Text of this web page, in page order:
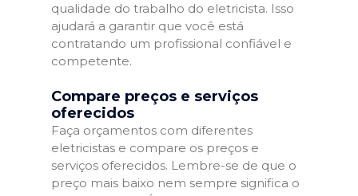
qualidade do trabalho do eletricista. Isso
ajudará a garantir que você está
contratando um profissional confiável e
competente.
Compare preços e serviços
oferecidos
Faça orçamentos com diferentes
eletricistas e compare os preços e
serviços oferecidos. Lembre-se de que o
preço mais baixo nem sempre significa o